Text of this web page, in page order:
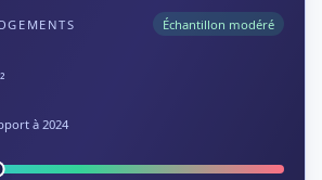
Échantillon modéré
à 2024